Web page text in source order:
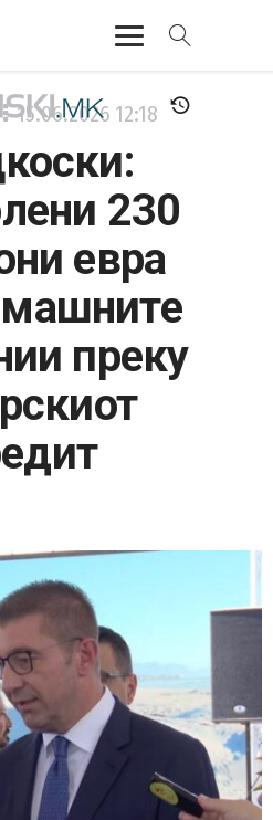
15.06.2026 12:18
230
евра
преку